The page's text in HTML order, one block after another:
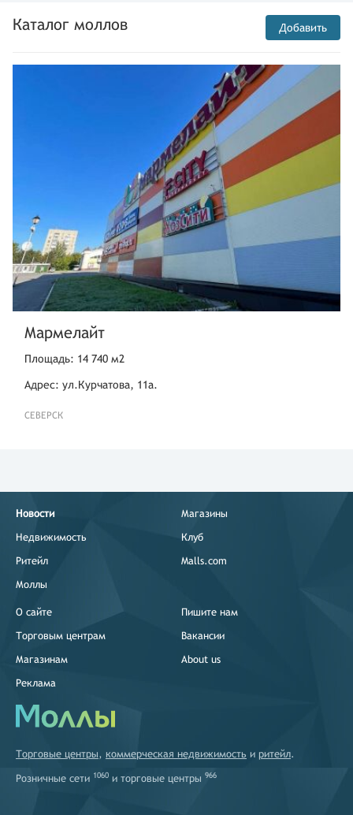
Каталог моллов Добавить
Мармелайт
Площадь: 14 740 м2
Адрес: ул.Курчатова, 11а.
СЕВЕРСК
Новости
Недвижимость
Ритейл
Моллы
Магазины
Клуб
Malls.com
О сайте
Торговым центрам
Магазинам
Реклама
Пишите нам
Вакансии
About us
Торговые центры, коммерческая недвижимость и ритейл.
Розничные сети 1060 и торговые центры 966